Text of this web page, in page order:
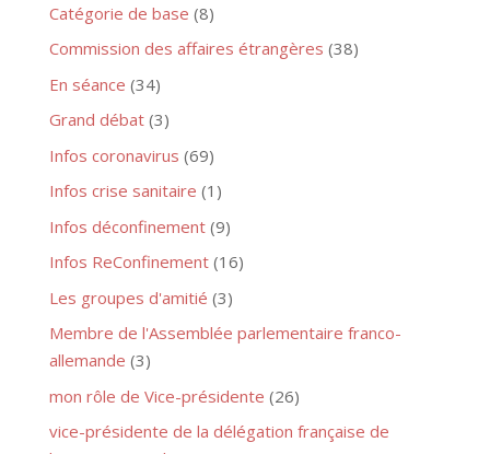
Catégorie de base (8)
Commission des affaires étrangères (38)
En séance (34)
Grand débat(3)
Infos coronavirus (69)
Infos crise sanitaire (1)
Infos déconfinement(9)
Infos ReConfinement(16)
Les groupes d'amitié (3)
Membre de l'Assemblée parlementaire franco-
allemande (3)
mon rôle de Vice-présidente (26)
vice-présidente de la délégation française de